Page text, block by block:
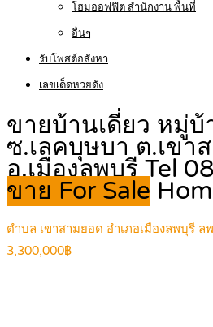
โฮมออฟฟิต สำนักงาน พื้นที่
อื่นๆ
รับโพสต์อสังหา
เลขเด็ดหวยดัง
ขายบ้านเดี่ยว หมู่บ้
ซ.เลคบุษบา ต.เขา
อ.เมืองลพบุรี Tel
ขาย For Sale
ตำบล เขาสามยอด อำเภอเมืองลพบุรี ล
3,300,000฿